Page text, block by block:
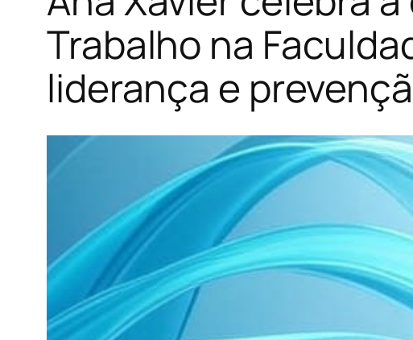
Trabalho na
liderança e